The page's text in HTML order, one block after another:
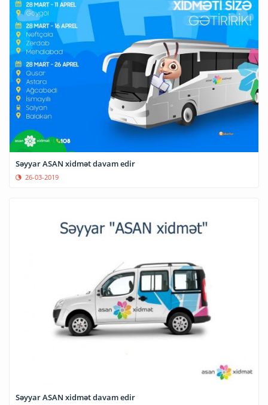
Səyyar ASAN xidmət davam edir
26-03-2019
Səyyar ASAN xidmət davam edir